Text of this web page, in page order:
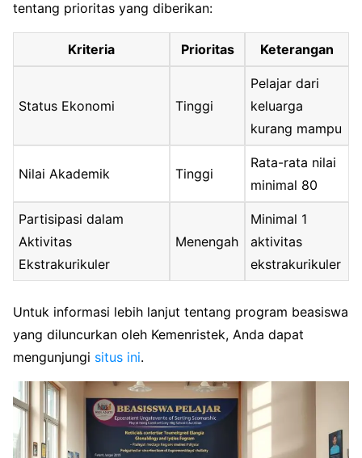
tentang prioritas yang diberikan:
Kriteria Prioritas Keterangan
Status Ekonomi Tinggi
Pelajar dari
keluarga
kurang mampu
Nilai Akademik Tinggi
Rata-rata nilai
minimal 80
Partisipasi dalam
Aktivitas
Ekstrakurikuler
Menengah
Minimal 1
aktivitas
ekstrakurikuler
Untuk informasi lebih lanjut tentang program beasiswa
yang diluncurkan oleh Kemenristek, Anda dapat
mengunjungi situs ini.